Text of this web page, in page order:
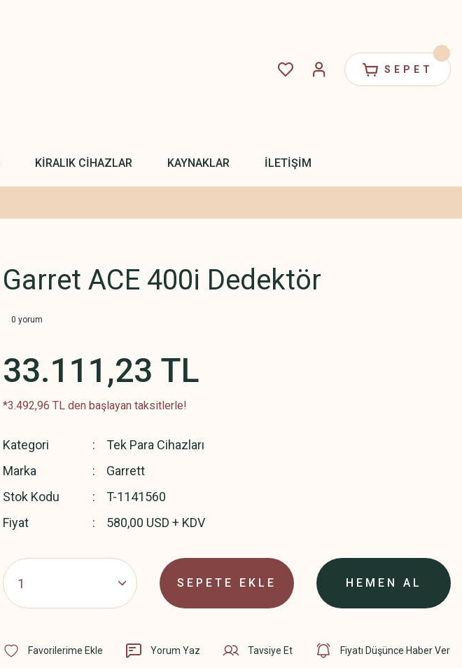
SEPET
KİRALIK CİHAZLAR KAYNAKLAR İLETİŞİM
Garret ACE 400i Dedektör
0 yorum
33.111,23 TL
*3.492,96 TL den başlayan taksitlerle!
Kategori
Tek Para Cihazları
Marka
Garrett
Stok Kodu
T-1141560
Fiyat
580,00 USD + KDV
SEPETE EKLE HEMEN AL
Yorum Yaz Tavsiye Et Fiyatı Düşünce Haber Ver